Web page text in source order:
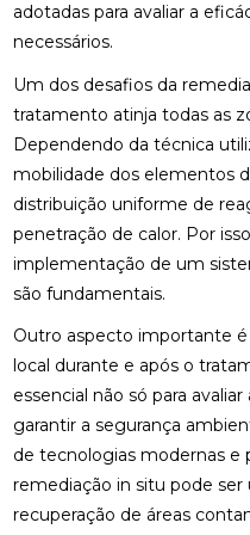
adotadas para avaliar a
necessários.
Um dos desafios da
tratamento atinja todas as
Dependendo da técnica
mobilidade dos elementos
distribuição uniforme de
penetração de calor. Por
implementação de um
são fundamentais.
Outro aspecto importante
local durante e após o
essencial não só para
garantir a segurança
de tecnologias modernas e
remediação in situ pode
recuperação de áreas